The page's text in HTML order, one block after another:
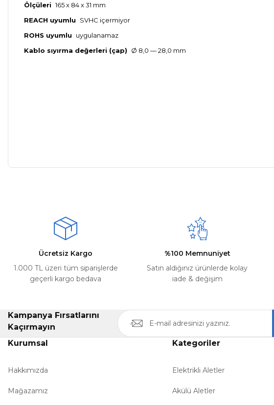
Ölçüleri 165 x 84 x 31 mm
REACH uyumlu
SVHC içermiyor
ROHS uyumlu
uygulanamaz
Kablo sıyırma değerleri (çap)
Ø 8,0 — 28,0 mm
Ürün açıklamasında eksik bilgiler bulunuyor.
Ürün bilgilerinde hatalar bulunuyor.
Ücretsiz Kargo
1.000 TL üzeri tüm siparişlerde
geçerli kargo bedava
%100 Memnuniyet
Satın aldığınız ürünlerde kolay
iade & değişim
Kampanya Fırsatlarını
Kaçırmayın
Kurumsal
Hakkımızda
Mağazamız
Kategoriler
Elektrikli Aletler
Akülü Aletler